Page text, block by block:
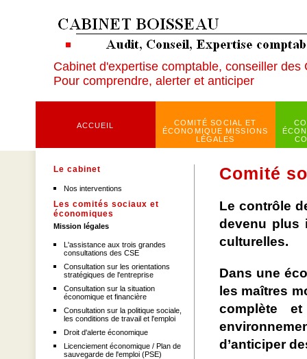
Cabinet d'expertise comptable, conseiller des
Pour comprendre, alerter et anticiper
ACCUEIL
COMITÉ SOCIAL ET
ÉCONOMIQUE MISSIONS
LÉGALES
Le cabinet
Nos interventions
Les comités sociaux et
économiques
Mission légales
L'assistance aux trois grandes
consultations des CSE
Consultation sur les orientations
stratégiques de l'entreprise
Consultation sur la situation
économique et financière
Consultation sur la politique sociale,
les conditions de travail et l'emploi
Droit d'alerte économique
Licenciement économique / Plan de
sauvegarde de l'emploi (PSE)
Comité
Le contrôle
devenu plus
culturelles.
Dans une
les maîtres
complète
d’anticiper